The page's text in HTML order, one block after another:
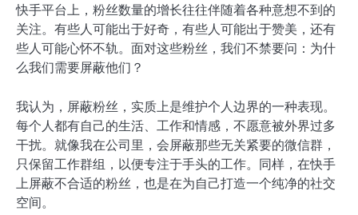
快手平台上，粉丝数量的增长往往伴随着各种意想不到的
关注。有些人可能出于好奇，有些人可能出于赞美，还有
些人可能心怀不轨。面对这些粉丝，我们不禁要问：为什
么我们需要屏蔽他们？
我认为，屏蔽粉丝，实质上是维护个人边界的一种表现。
每个人都有自己的生活、工作和情感，不愿意被外界过多
干扰。就像我在公司里，会屏蔽那些无关紧要的微信群，
只保留工作群组，以便专注于手头的工作。同样，在快手
上屏蔽不合适的粉丝，也是在为自己打造一个纯净的社交
空间。